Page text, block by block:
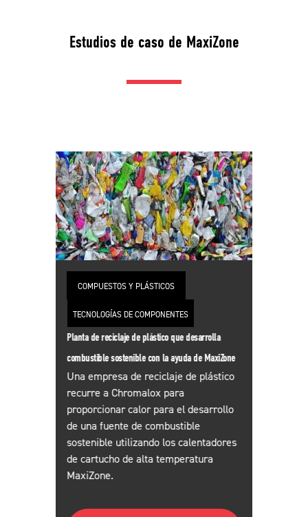
Estudios de caso de MaxiZone
COMPUESTOS Y PLÁSTICOS
TECNOLOGÍAS DE COMPONENTES
Planta de reciclaje de plástico que desarrolla
combustible sostenible con la ayuda de MaxiZone
Una empresa de reciclaje de plástico
recurre a Chromalox para
proporcionar calor para el desarrollo
de una fuente de combustible
sostenible utilizando los calentadores
de cartucho de alta temperatura
MaxiZone.